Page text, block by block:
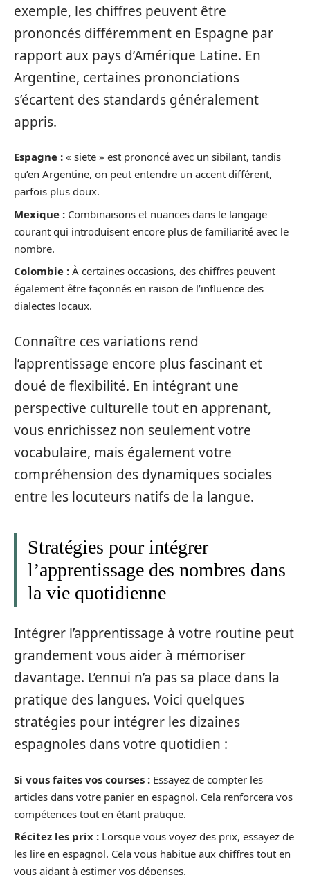
exemple, les chiffres peuvent être
prononcés différemment en Espagne par
rapport aux pays d’Amérique Latine. En
Argentine, certaines prononciations
s’écartent des standards généralement
appris.
Espagne : « siete » est prononcé avec un sibilant, tandis
qu’en Argentine, on peut entendre un accent différent,
parfois plus doux.
Mexique : Combinaisons et nuances dans le langage
courant qui introduisent encore plus de familiarité avec le
nombre.
Colombie : À certaines occasions, des chiffres peuvent
également être façonnés en raison de l’influence des
dialectes locaux.
Connaître ces variations rend
l’apprentissage encore plus fascinant et
doué de flexibilité. En intégrant une
perspective culturelle tout en apprenant,
vous enrichissez non seulement votre
vocabulaire, mais également votre
compréhension des dynamiques sociales
entre les locuteurs natifs de la langue.
Stratégies pour intégrer
l’apprentissage des nombres dans
la vie quotidienne
Intégrer l’apprentissage à votre routine peut
grandement vous aider à mémoriser
davantage. L’ennui n’a pas sa place dans la
pratique des langues. Voici quelques
stratégies pour intégrer les dizaines
espagnoles dans votre quotidien :
Si vous faites vos courses : Essayez de compter les
articles dans votre panier en espagnol. Cela renforcera vos
compétences tout en étant pratique.
Récitez les prix : Lorsque vous voyez des prix, essayez de
les lire en espagnol. Cela vous habitue aux chiffres tout en
vous aidant à estimer vos dépenses.